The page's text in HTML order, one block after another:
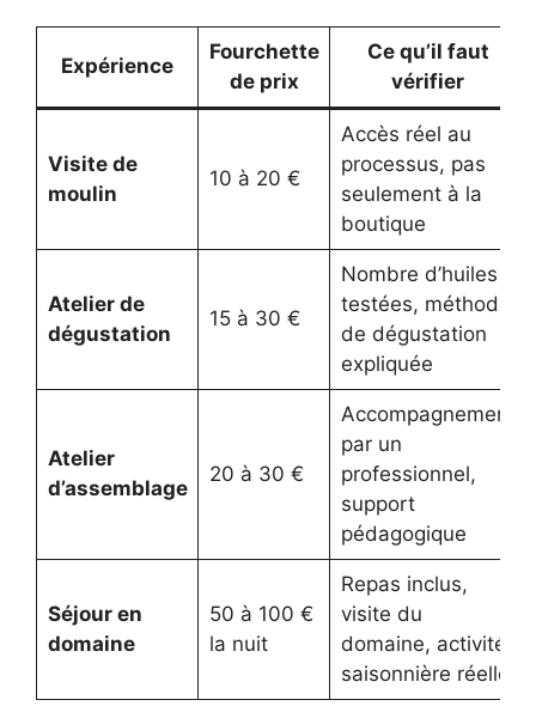
Expérience
Fourchette
de prix
Ce qu’il faut
vérifier
Visite de
moulin
10 à 20 €
Accès réel au
processus, pas
seulement à la
boutique
Atelier de
dégustation
15 à 30 €
Nombre d’huiles
testées, méthode
de dégustation
expliquée
Atelier
d’assemblage
20 à 30 €
Accompagnement
par un
professionnel,
support
pédagogique
Séjour en
domaine
50 à 100 €
la nuit
Repas inclus,
visite du
domaine, activité
saisonnière réelle